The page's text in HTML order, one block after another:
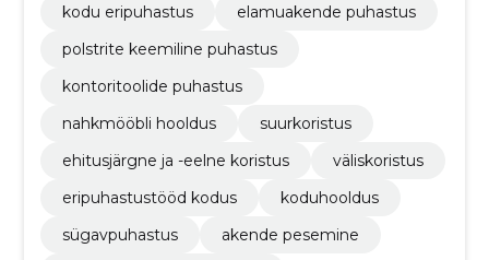
kodu eripuhastus
elamuakende puhastus
polstrite keemiline puhastus
kontoritoolide puhastus
nahkmööbli hooldus
suurkoristus
ehitusjärgne ja -eelne koristus
väliskoristus
eripuhastustööd kodus
koduhooldus
sügavpuhastus
akende pesemine